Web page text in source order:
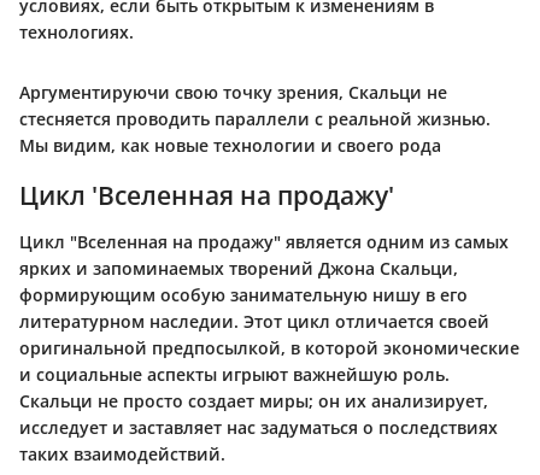
условиях, если быть открытым к изменениям в
технологиях.
Аргументируючи свою точку зрения, Скальци не
стесняется проводить параллели с реальной жизнью.
Мы видим, как новые технологии и своего рода
Цикл 'Вселенная на продажу'
Цикл "Вселенная на продажу" является одним из самых
ярких и запоминаемых творений Джона Скальци,
формирующим особую занимательную нишу в его
литературном наследии. Этот цикл отличается своей
оригинальной предпосылкой, в которой экономические
и социальные аспекты игрыют важнейшую роль.
Скальци не просто создает миры; он их анализирует,
исследует и заставляет нас задуматься о последствиях
таких взаимодействий.